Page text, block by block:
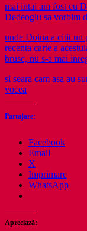
mai intai am fost cu
Dedeoglu sa vorbim
unde Doina a citit un
recenta carte a
brusc, nu s-a mai
si seara cam asa au
vocea
Partajare:
Facebook
Email
X
Imprimare
WhatsApp
Apreciază: